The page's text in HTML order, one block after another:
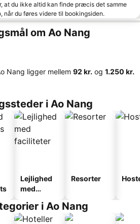
at du ikke altid kan finde præcis det samme
når du føres videre til bookingsiden.
om Ao Nang
Nang ligger mellem ‎92 kr. og ‎1.250 kr.
i Ao Nang
Lejlighed
med
Resorter
i Ao Nang